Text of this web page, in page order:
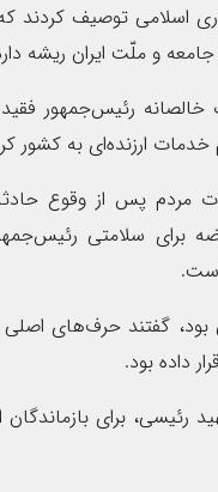
اسلامی توصیف کردند
و ملّت ایران ریشه
خالصانه رئیس‌جمهور
ارزنده‌ای به کشور
مردم پس از وقوع
برای سلامتی
گفتند حرف‌های اصلی
داده بود.
برای بازماندگان